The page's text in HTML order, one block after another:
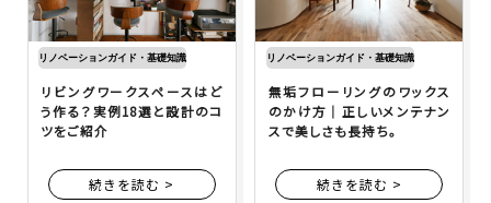
リノベーションガイド・基礎知識
リビングワークスペースはど
う作る？実例18選と設計のコ
ツをご紹介
続きを読む >
リノベーションガイド・基礎知識
無垢フローリングのワックス
のかけ方｜正しいメンテナン
スで美しさも長持ち。
続きを読む >